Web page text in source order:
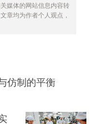
媒体的网站信息内容转
章均为作者个人观点，
仿制的平衡